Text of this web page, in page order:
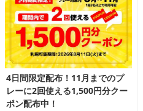
4日間限定配布！11月までのプ
レーに2回使える1,500円分クー
ポン配布中！